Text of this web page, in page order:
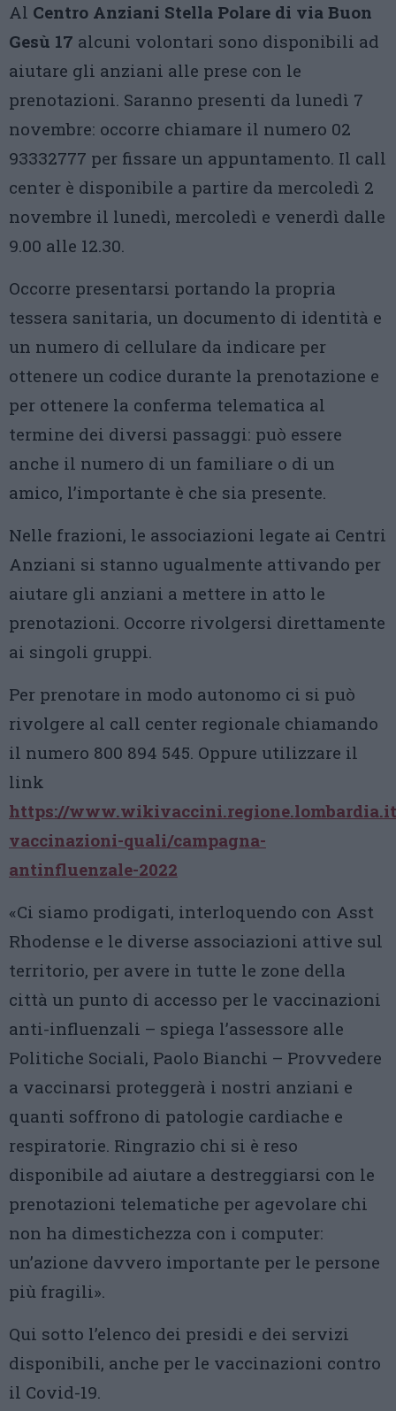
Al Centro Anziani Stella Polare di via Buon
Gesù 17 alcuni volontari sono disponibili ad
aiutare gli anziani alle prese con le
prenotazioni. Saranno presenti da lunedì 7
novembre: occorre chiamare il numero 02
93332777 per fissare un appuntamento. Il call
center è disponibile a partire da mercoledì 2
novembre il lunedì, mercoledì e venerdì dalle
9.00 alle 12.30.
Occorre presentarsi portando la propria
tessera sanitaria, un documento di identità e
un numero di cellulare da indicare per
ottenere un codice durante la prenotazione e
per ottenere la conferma telematica al
termine dei diversi passaggi: può essere
anche il numero di un familiare o di un
amico, l’importante è che sia presente.
Nelle frazioni, le associazioni legate ai Centri
Anziani si stanno ugualmente attivando per
aiutare gli anziani a mettere in atto le
prenotazioni. Occorre rivolgersi direttamente
ai singoli gruppi.
Per prenotare in modo autonomo ci si può
rivolgere al call center regionale chiamando
il numero 800 894 545. Oppure utilizzare il
link
https://
vaccinazioni-quali/campagna-
antinfluenzale-2022
«Ci siamo prodigati, interloquendo con Asst
Rhodense e le diverse associazioni attive sul
territorio, per avere in tutte le zone della
città un punto di accesso per le vaccinazioni
anti-influenzali – spiega l’assessore alle
Politiche Sociali, Paolo Bianchi – Provvedere
a vaccinarsi proteggerà i nostri anziani e
quanti soffrono di patologie cardiache e
respiratorie. Ringrazio chi si è reso
disponibile ad aiutare a destreggiarsi con le
prenotazioni telematiche per agevolare chi
non ha dimestichezza con i computer:
un’azione davvero importante per le persone
più fragili».
Qui sotto l’elenco dei presidi e dei servizi
disponibili, anche per le vaccinazioni contro
il Covid-19.